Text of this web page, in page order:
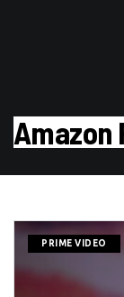
Amazon
PRIME VIDEO